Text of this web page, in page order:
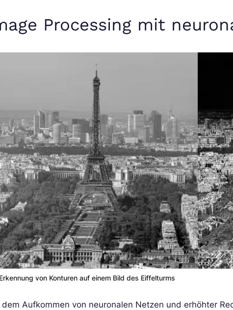
Processing mit
von Konturen auf einem Bild des Eiffelturms
dem Aufkommen von neuronalen Netzen und erhöhter